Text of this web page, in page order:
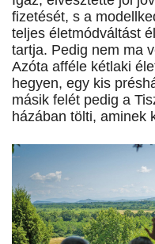
fizetését, s a
teljes életmódváltást
tartja. Pedig nem ma
Azóta afféle kétlaki
hegyen, egy kis
másik felét pedig a
házában tölti, aminek